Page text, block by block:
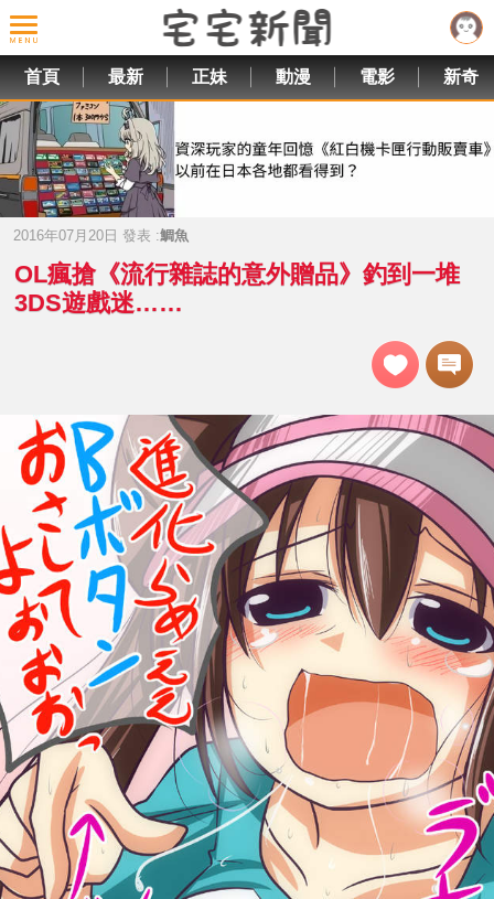
首頁 最新 正妹 動漫 電影 新奇
2016年07月20日 發表 :鯛魚
OL瘋搶《流行雜誌的意外贈品》釣到一堆
3DS遊戲迷……